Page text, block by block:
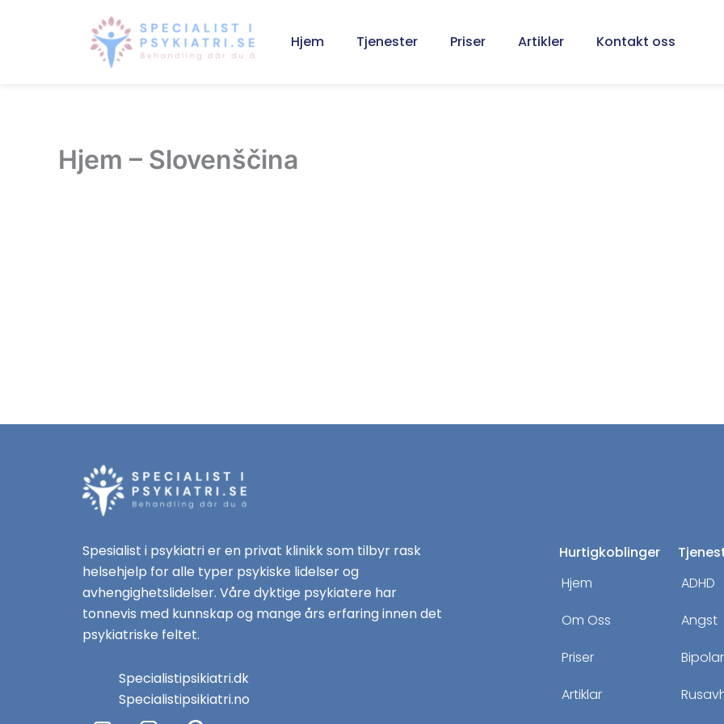
Hjem Tjenester Priser Artikler Kontakt oss
Hjem – Slovenščina
Spesialist i psykiatri er en privat klinikk som tilbyr rask
helsehjelp for alle typer psykiske lidelser og
avhengighetslidelser. Våre dyktige psykiatere har
tonnevis med kunnskap og mange års erfaring innen det
psykiatriske feltet.
Specialistipsikiatri.dk
Specialistipsikiatri.no
F I
Hurtigkoblinger
Hjem
Om Oss
Priser
Artiklar
ADHD
Angst
Bipolar